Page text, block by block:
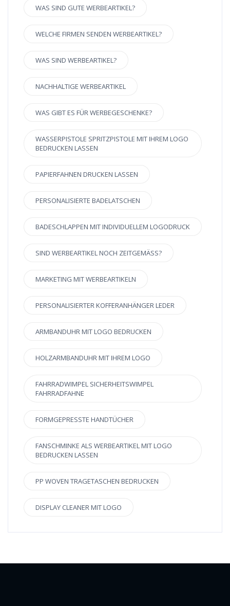
WAS SIND GUTE WERBEARTIKEL?
WELCHE FIRMEN SENDEN WERBEARTIKEL?
WAS SIND WERBEARTIKEL?
NACHHALTIGE WERBEARTIKEL
WAS GIBT ES FÜR WERBEGESCHENKE?
WASSERPISTOLE SPRITZPISTOLE MIT IHREM LOGO
BEDRUCKEN LASSEN
PAPIERFAHNEN DRUCKEN LASSEN
PERSONALISIERTE BADELATSCHEN
BADESCHLAPPEN MIT INDIVIDUELLEM LOGODRUCK
SIND WERBEARTIKEL NOCH ZEITGEMÄSS?
MARKETING MIT WERBEARTIKELN
PERSONALISIERTER KOFFERANHÄNGER LEDER
ARMBANDUHR MIT LOGO BEDRUCKEN
HOLZARMBANDUHR MIT IHREM LOGO
FAHRRADWIMPEL SICHERHEITSWIMPEL
FAHRRADFAHNE
FORMGEPRESSTE HANDTÜCHER
FANSCHMINKE ALS WERBEARTIKEL MIT LOGO
BEDRUCKEN LASSEN
PP WOVEN TRAGETASCHEN BEDRUCKEN
DISPLAY CLEANER MIT LOGO